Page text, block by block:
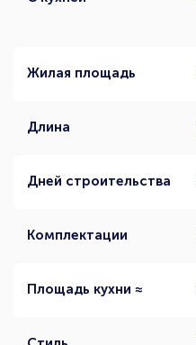
Жилая площадь
Длина
Дней строительства
Комплектации
Площадь кухни ≈